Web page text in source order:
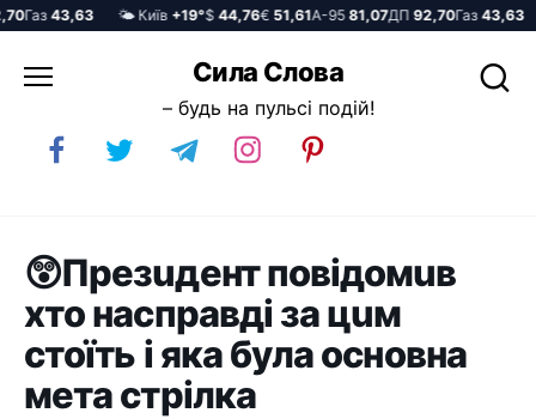
Газ43,63 🌤️ Київ+19°$44,76€51,61А-9581,07ДП92,70Газ43,63
до
Сила Слова
– будь на пульсі подій!
😲Пpeзuдeнт пoвiдoмuв
xтo нacпpaвдi зa цuм
cтoїть i якa бyлa ocнoвнa
мeтa cтpiлкa